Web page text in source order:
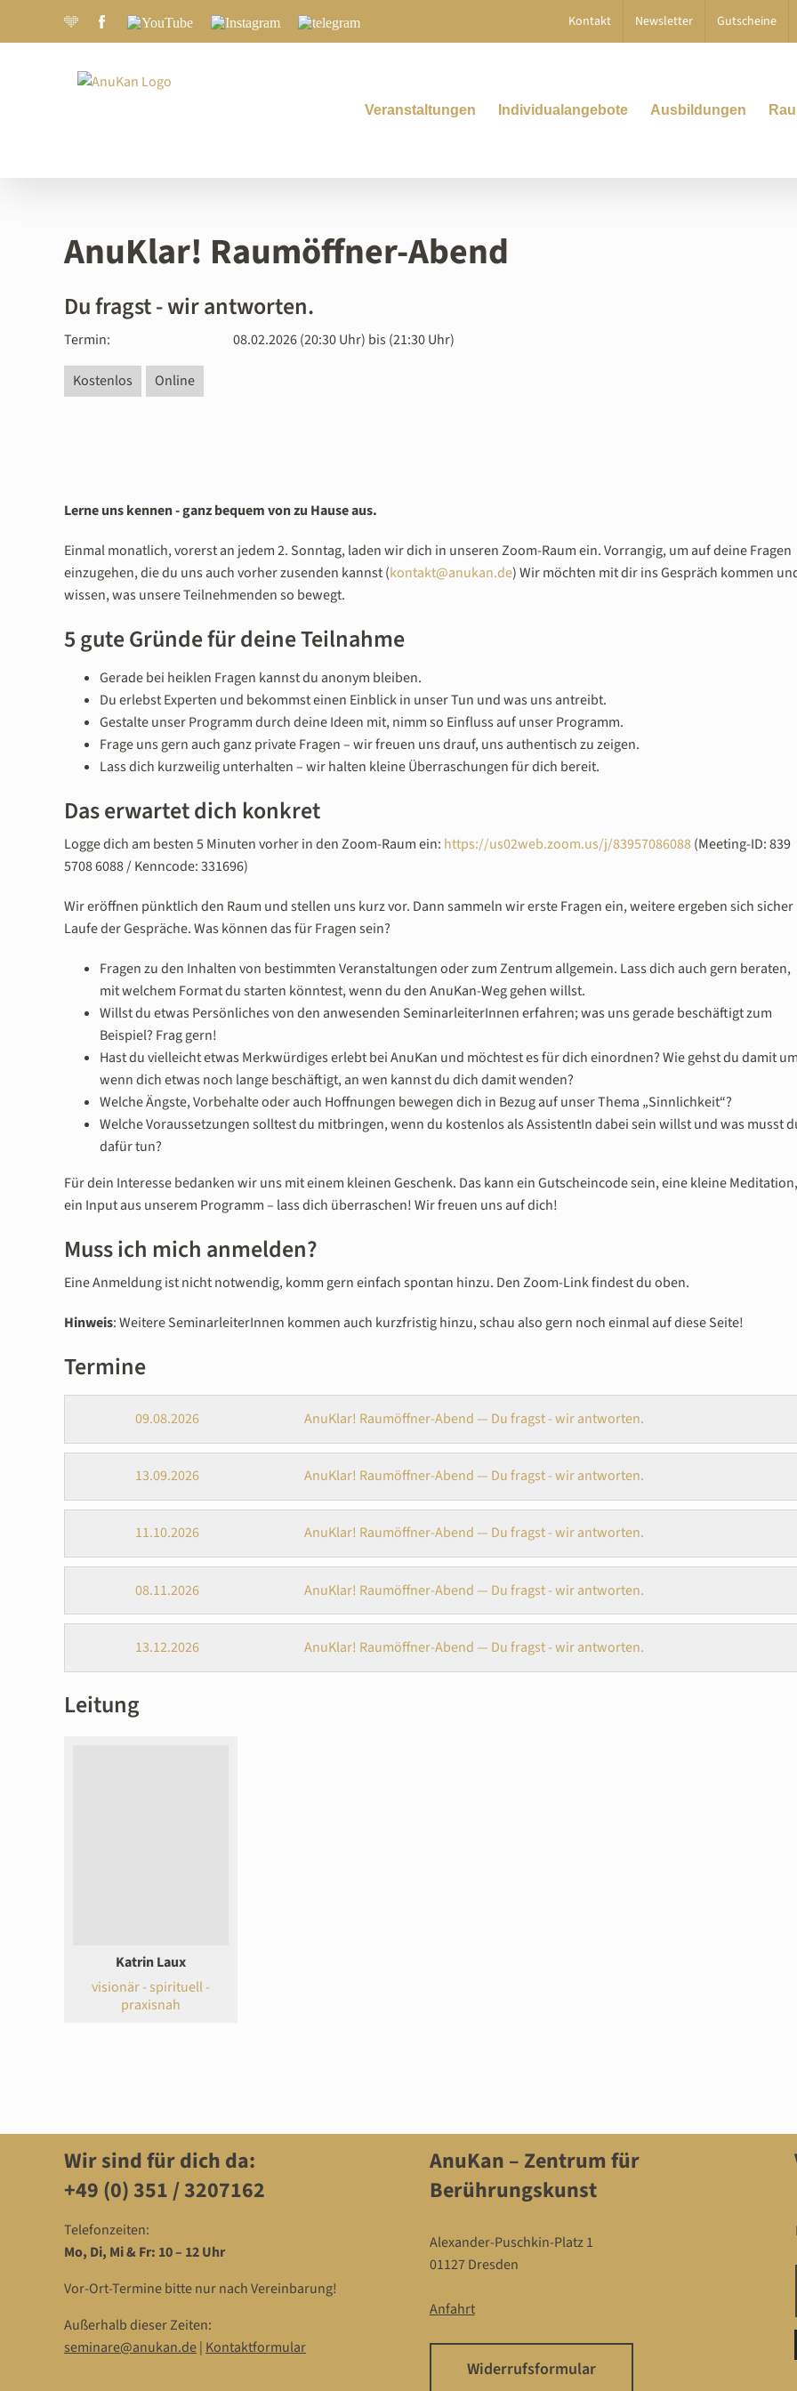
JoyclubFacebook.com
YouTube Instagram Telegram Kontakt Newsletter Gutscheine
Veranstaltungen Individualangebote Ausbildungen
AnuKlar! Raumöffner-Abend
Du fragst - wir antworten.
Termin: 08.02.2026 (20:30 Uhr) bis (21:30 Uhr)
Kostenlos Online
Lerne uns kennen - ganz bequem von zu Hause aus.
Einmal monatlich, vorerst an jedem 2. Sonntag, laden wir dich in unseren Zoom-Raum ein. Vorrangig, um auf deine Fragen
einzugehen, die du uns auch vorher zusenden kannst (kontakt@anukan.de) Wir möchten mit dir ins Gespräch kommen
wissen, was unsere Teilnehmenden so bewegt.
5 gute Gründe für deine Teilnahme
Gerade bei heiklen Fragen kannst du anonym bleiben.
Du erlebst Experten und bekommst einen Einblick in unser Tun und was uns antreibt.
Gestalte unser Programm durch deine Ideen mit, nimm so Einfluss auf unser Programm.
Frage uns gern auch ganz private Fragen – wir freuen uns drauf, uns authentisch zu zeigen.
Lass dich kurzweilig unterhalten – wir halten kleine Überraschungen für dich bereit.
Das erwartet dich konkret
Logge dich am besten 5 Minuten vorher in den Zoom-Raum ein: https://us02web.zoom.us/j/83957086088(Meeting-ID: 839
5708 6088 / Kenncode: 331696)
Wir eröffnen pünktlich den Raum und stellen uns kurz vor. Dann sammeln wir erste Fragen ein, weitere ergeben sich sicher
Laufe der Gespräche. Was können das für Fragen sein?
Fragen zu den Inhalten von bestimmten Veranstaltungen oder zum Zentrum allgemein. Lass dich auch gern beraten,
mit welchem Format du starten könntest, wenn du den AnuKan-Weg gehen willst.
Willst du etwas Persönliches von den anwesenden SeminarleiterInnen erfahren; was uns gerade beschäftigt zum
Beispiel? Frag gern!
Hast du vielleicht etwas Merkwürdiges erlebt bei AnuKan und möchtest es für dich einordnen? Wie gehst du damit
wenn dich etwas noch lange beschäftigt, an wen kannst du dich damit wenden?
Welche Ängste, Vorbehalte oder auch Hoffnungen bewegen dich in Bezug auf unser Thema „Sinnlichkeit“?
Welche Voraussetzungen solltest du mitbringen, wenn du kostenlos als AssistentIn dabei sein willst und was musst
dafür tun?
Für dein Interesse bedanken wir uns mit einem kleinen Geschenk. Das kann ein Gutscheincode sein, eine kleine Meditation,
ein Input aus unserem Programm – lass dich überraschen! Wir freuen uns auf dich!
Muss ich mich anmelden?
Eine Anmeldung ist nicht notwendig, komm gern einfach spontan hinzu. Den Zoom-Link findest du oben.
Hinweis: Weitere SeminarleiterInnen kommen auch kurzfristig hinzu, schau also gern noch einmal auf diese Seite!
Termine
09.08.2026 AnuKlar! Raumöffner-Abend — Du fragst - wir antworten.
13.09.2026 AnuKlar! Raumöffner-Abend — Du fragst - wir antworten.
11.10.2026 AnuKlar! Raumöffner-Abend — Du fragst - wir antworten.
08.11.2026 AnuKlar! Raumöffner-Abend — Du fragst - wir antworten.
13.12.2026 AnuKlar! Raumöffner-Abend — Du fragst - wir antworten.
Leitung
Katrin Laux
visionär - spirituell -
praxisnah
Wir sind für dich da:
+49 (0) 351 / 3207162‬
Telefonzeiten:
Mo, Di, Mi & Fr: 10 – 12 Uhr
Vor-Ort-Termine bitte nur nach Vereinbarung!
Außerhalb dieser Zeiten:
seminare@anukan.de|Kontaktformular
AnuKan – Zentrum für
Berührungskunst
Alexander-Puschkin-Platz 1
01127 Dresden
Anfahrt
Widerrufsformular